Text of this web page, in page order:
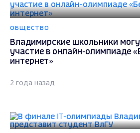
ОБЩЕСТВО
Владимирские школьники
участие в онлайн-олимпиаде
интернет»
2 года назад